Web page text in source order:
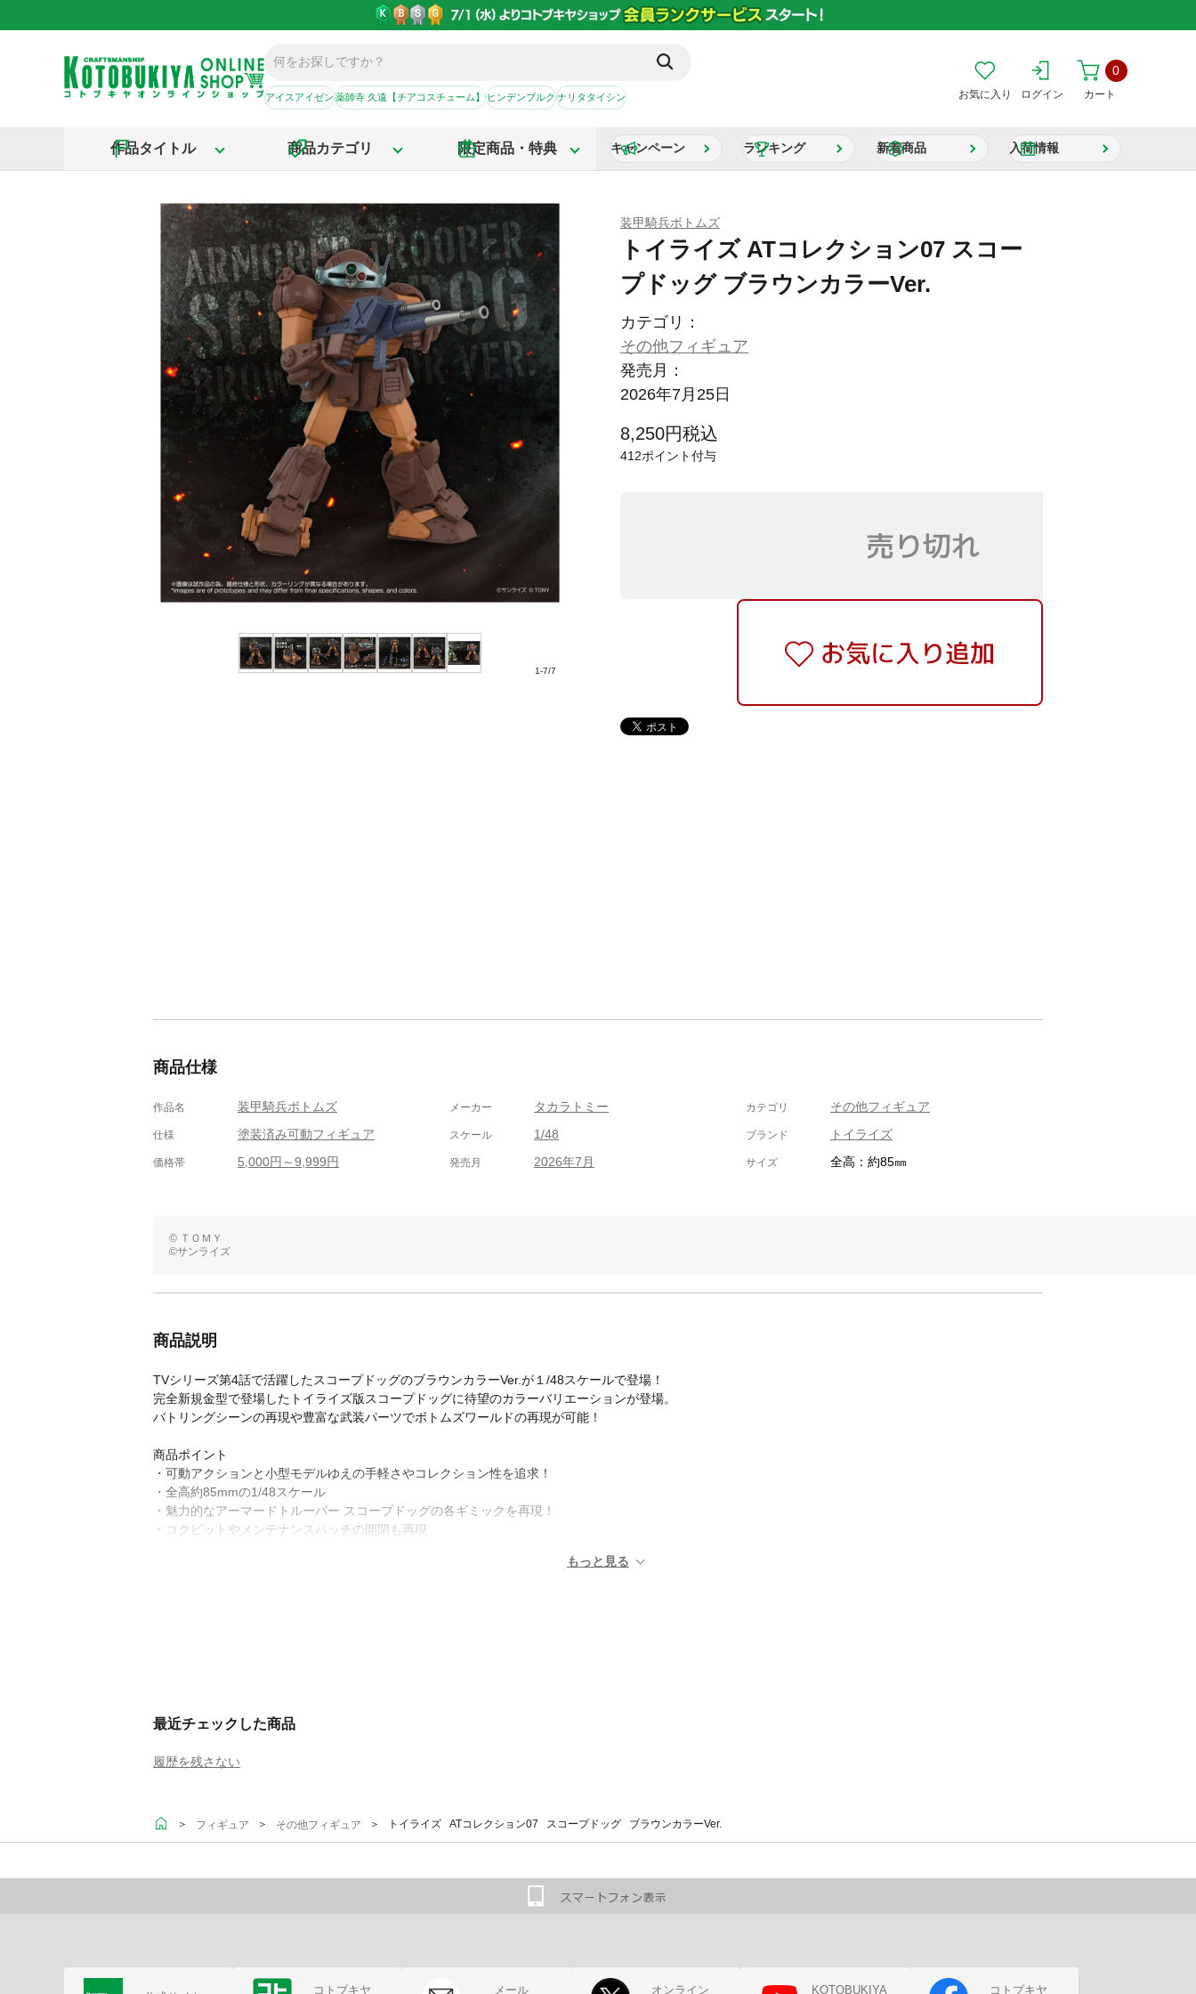
アイスアイゼン薬師寺 久遠【チアコスチューム】ヒンデンブルクナリタタイシン お気に入り ログイン カート
0
作品タイトル 商品カテゴリ 限定商品・特典 キャンペーン ランキング 新着商品 入荷情報
1-7/7
装甲騎兵ボトムズ
トイライズ ATコレクション07 スコー
プドッグ ブラウンカラーVer.
カテゴリ：
その他フィギュア
発売月：
2026年7月25日
8,250円税込
412ポイント付与
商品仕様
作品名 装甲騎兵ボトムズ メーカー タカラトミー カテゴリ その他フィギュア
仕様 塗装済み可動フィギュア スケール 1/48 ブランド トイライズ
価格帯 5,000円～9,999円 発売月 2026年7月 サイズ 全高：約85㎜
© ＴＯＭＹ
©サンライズ
商品説明
TVシリーズ第4話で活躍したスコープドッグのブラウンカラーVer.が１/48スケールで登場！
完全新規金型で登場したトイライズ版スコープドッグに待望のカラーバリエーションが登場。
バトリングシーンの再現や豊富な武装パーツでボトムズワールドの再現が可能！
商品ポイント
・可動アクションと小型モデルゆえの手軽さやコレクション性を追求！
・全高約85mmの1/48スケール
・魅力的なアーマードトルーパー スコープドッグの各ギミックを再現！
・コクピットやメンテナンスハッチの開閉も再現
最近チェックした商品
履歴を残さない
＞ フィギュア ＞ その他フィギュア ＞ トイライズ ATコレクション07 スコープドッグ ブラウンカラーVer.
コトブキヤ メール オンライン KOTOBUKIYA コトブキヤ